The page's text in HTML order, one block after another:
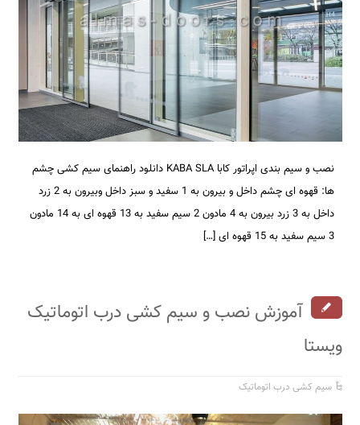
نصب و سیم بندی اپراتور کابا KABA SLA دانلود راهنمای سیم کشی چشم
ها: قهوه ای چشم داخل و بیرون به 1 سفید و سبز داخل وبیرون به 2 زرد
داخل به 3 زرد بیرون به 4 مادون 2 سیم سفید به 13 قهوه ای به 14 مادون
3 سیم سفید به 15 قهوه ای […]
آموزش نصب و سیم کشی درب اتوماتیک
ویستا
سیم کشی درب اتوماتیک